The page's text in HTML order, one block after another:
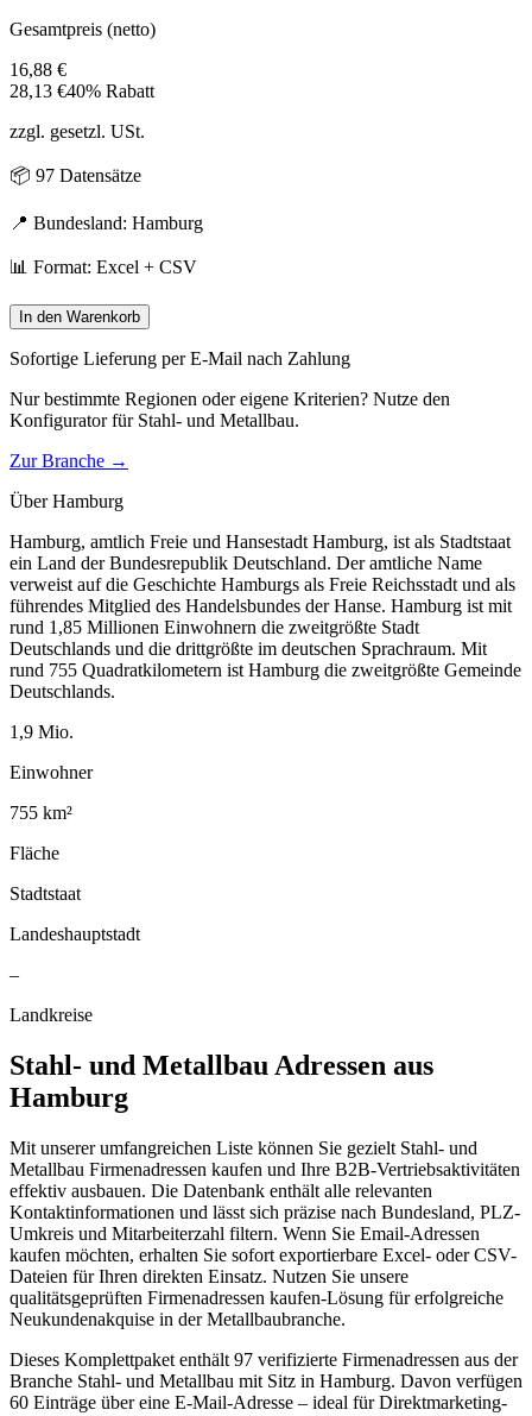
Gesamtpreis (netto)
16,88 €
28,13 €40% Rabatt
zzgl. gesetzl. USt.
📦 97 Datensätze
📍 Bundesland: Hamburg
📊 Format: Excel + CSV
In den Warenkorb
Sofortige Lieferung per E-Mail nach Zahlung
Nur bestimmte Regionen oder eigene Kriterien? Nutze den
Konfigurator für Stahl- und Metallbau.
Zur Branche →
ÜberHamburg
Hamburg, amtlich Freie und Hansestadt Hamburg, ist als Stadtstaat
ein Land der Bundesrepublik Deutschland. Der amtliche Name
verweist auf die Geschichte Hamburgs als Freie Reichsstadt und als
führendes Mitglied des Handelsbundes der Hanse. Hamburg ist mit
rund 1,85 Millionen Einwohnern die zweitgrößte Stadt
Deutschlands und die drittgrößte im deutschen Sprachraum. Mit
rund 755 Quadratkilometern ist Hamburg die zweitgrößte Gemeinde
Deutschlands.
1,9 Mio.
Einwohner
755 km²
Fläche
Stadtstaat
Landeshauptstadt
–
Landkreise
Stahl- und Metallbau Adressen aus
Hamburg
Mit unserer umfangreichen Liste können Sie gezielt Stahl- und
Metallbau Firmenadressen kaufen und Ihre B2B-Vertriebsaktivitäten
effektiv ausbauen. Die Datenbank enthält alle relevanten
Kontaktinformationen und lässt sich präzise nach Bundesland, PLZ-
Umkreis und Mitarbeiterzahl filtern. Wenn Sie Email-Adressen
kaufen möchten, erhalten Sie sofort exportierbare Excel- oder CSV-
Dateien für Ihren direkten Einsatz. Nutzen Sie unsere
qualitätsgeprüften Firmenadressen kaufen-Lösung für erfolgreiche
Neukundenakquise in der Metallbaubranche.
Dieses Komplettpaket enthält 97 verifizierte Firmenadressen aus der
Branche Stahl- und Metallbau mit Sitz in Hamburg. Davon verfügen
60 Einträge über eine E-Mail-Adresse – ideal für Direktmarketing-